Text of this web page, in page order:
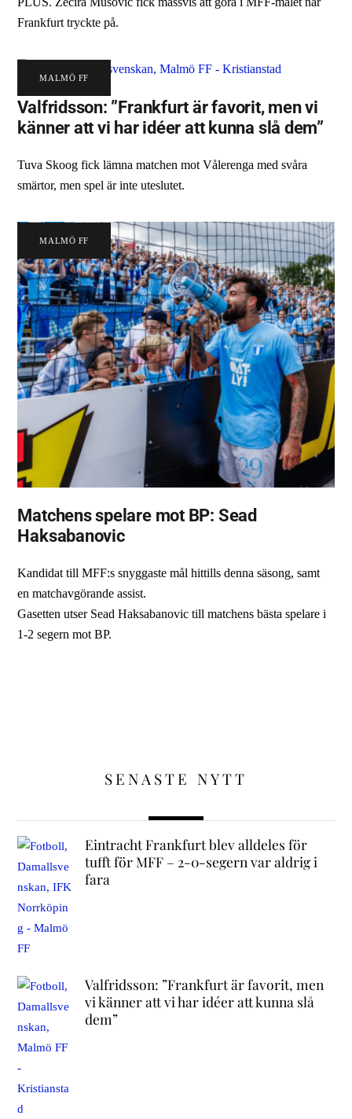
Frankfurt tryckte på.
MALMÖ FF
Valfridsson: ”Frankfurt är favorit, men vi
känner att vi har idéer att kunna slå dem”
Tuva Skoog fick lämna matchen mot Vålerenga med svåra
smärtor, men spel är inte uteslutet.
MALMÖ FF
Matchens spelare mot BP: Sead
Haksabanovic
Kandidat till MFF:s snyggaste mål hittills denna säsong, samt
en matchavgörande assist.
Gasetten utser Sead Haksabanovic till matchens bästa spelare i
1-2 segern mot BP.
SENASTE NYTT
Eintracht Frankfurt blev alldeles för
tufft för MFF – 2-0-segern var aldrig i
fara
Valfridsson: ”Frankfurt är favorit, men
vi känner att vi har idéer att kunna slå
dem”